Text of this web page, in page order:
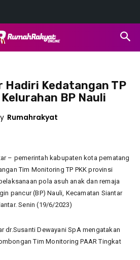
Hadiri Kedatangan TP
BP Nauli
Rumahrakyat
– pemerintah kabupaten kota pematang
Tim Monitoring TP PKK provinsi
pola asuh anak dan remaja
pancur (BP) Nauli, Kecamatan Siantar
Senin (19/6/2023)
dr.Susanti Dewayani SpA mengatakan
Tim Monitoring PAAR Tingkat